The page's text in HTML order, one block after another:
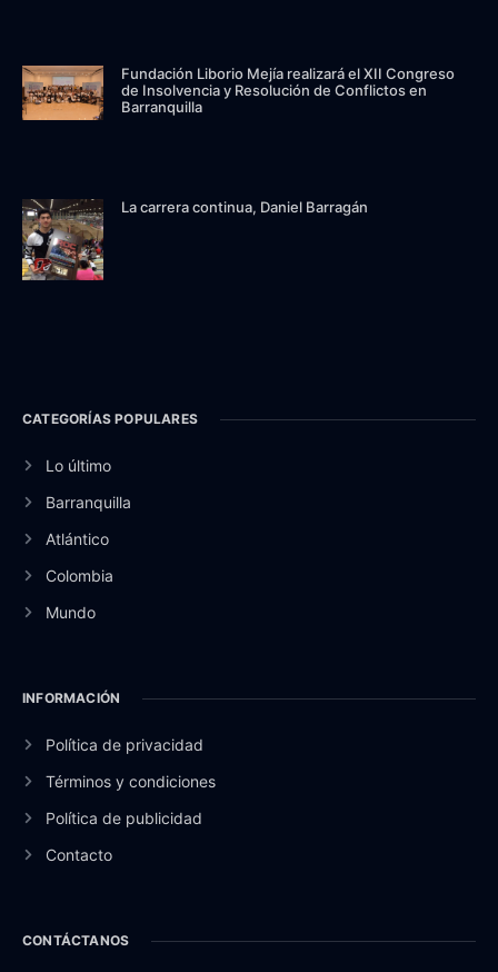
Fundación Liborio Mejía realizará el XII Congreso
de Insolvencia y Resolución de Conflictos en
Barranquilla
La carrera continua, Daniel Barragán
CATEGORÍAS POPULARES
Lo último
Barranquilla
Atlántico
Colombia
Mundo
INFORMACIÓN
Política de privacidad
Términos y condiciones
Política de publicidad
Contacto
CONTÁCTANOS